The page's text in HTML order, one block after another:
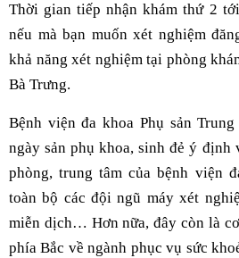
Thời gian tiếp nhận khám thứ 2
nếu mà bạn muốn xét nghiệm
khả năng xét nghiệm tại phòng
Bà Trưng.
Bệnh viện đa khoa Phụ sản
ngày sản phụ khoa, sinh đẻ ý định
phòng, trung tâm của bệnh viện
toàn bộ các đội ngũ máy xét
miễn dịch… Hơn nữa, đây còn là
phía Bắc về ngành phục vụ sức